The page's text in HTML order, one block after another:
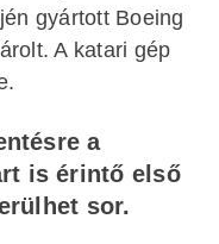
gyártott Boeing
A katari gép
a
is érintő első
sor.